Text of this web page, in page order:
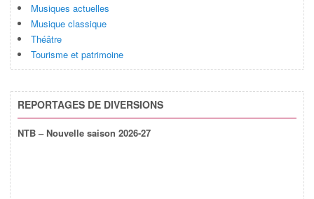
Musiques actuelles
Musique classique
Théâtre
Tourisme et patrimoine
REPORTAGES DE DIVERSIONS
NTB – Nouvelle saison 2026-27